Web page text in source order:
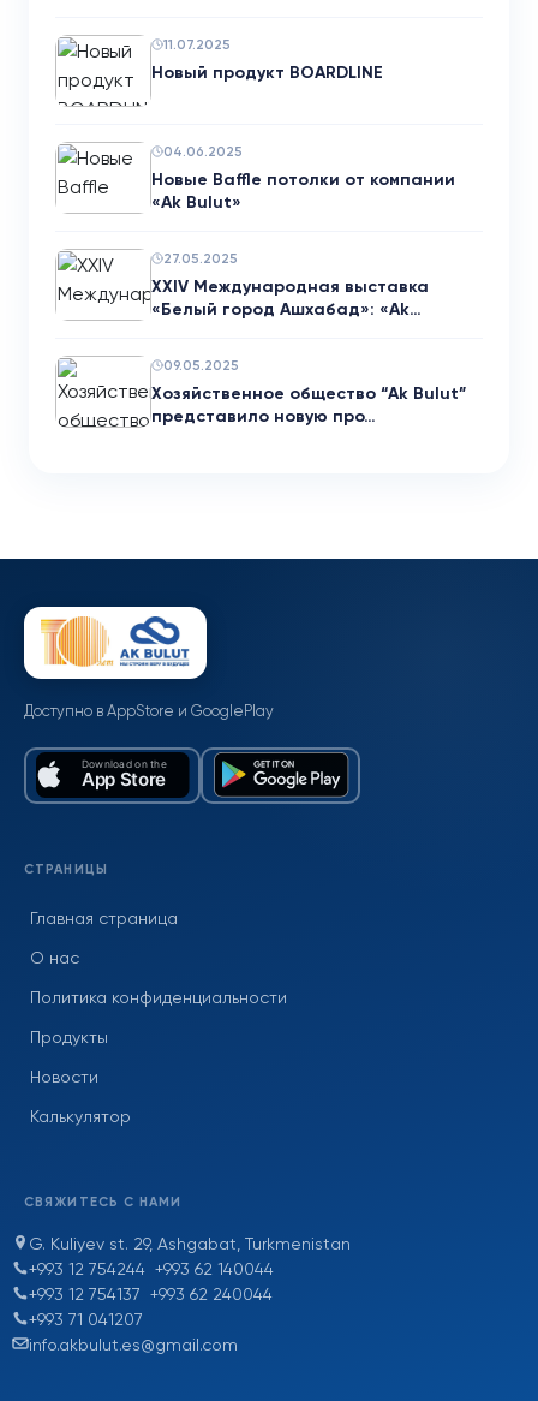
11.07.2025
Новый продукт BOARDLINE
04.06.2025
Новые Baffle потолки от компании
«Ak Bulut»
27.05.2025
XXIV Международная выставка
«Белый город Ашхабад»: «Ak…
09.05.2025
Хозяйственное общество “Ak Bulut”
представило новую про…
Доступно в AppStore и GooglePlay
СТРАНИЦЫ
Главная страница
О нас
Политика конфиденциальности
Продукты
Новости
Калькулятор
СВЯЖИТЕСЬ С НАМИ
G. Kuliyev st. 29, Ashgabat, Turkmenistan
+993 12 754244 +993 62 140044
+993 12 754137 +993 62 240044
+993 71 041207
info.akbulut.es@gmail.com